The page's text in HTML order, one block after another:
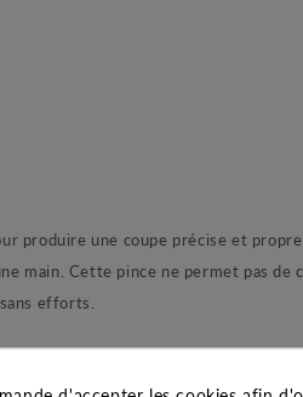
produire une coupe précise et
main. Cette pince ne permet pas
efforts.